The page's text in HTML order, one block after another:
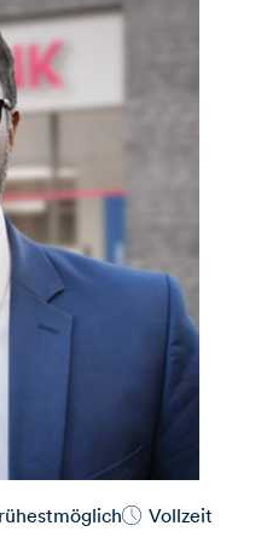
Vollzeit